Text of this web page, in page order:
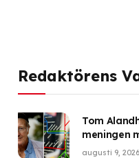
Redaktörens
Tom
meningen
kommunalt
augusti 9, 2026